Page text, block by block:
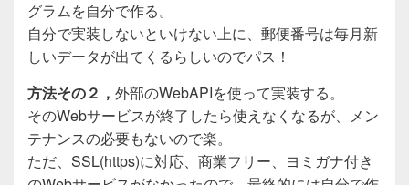
グラムを自分で作る。
自分で実装しないといけない上に、郵便番号は毎月新
しいデータが出てくるらしいのでパス！
方法その２， 外部のWebAPIを使って実装する。
そのWebサービスが終了したら使えなくなるが、メン
テナンスの必要もないので楽。
ただ、SSL(https)に対応、商業フリー、ヨミガナ付き